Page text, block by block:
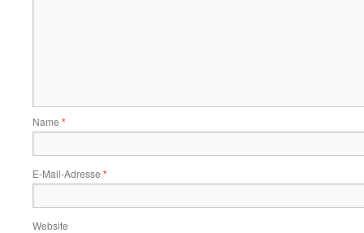
Name *
E-Mail-Adresse *
Website